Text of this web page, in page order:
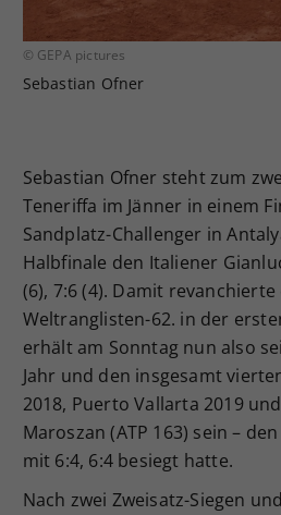
© GEPA pictures
Sebastian Ofner
Sebastian Ofner steht zum
Teneriffa im Jänner in einem
Sandplatz-Challenger in
Halbfinale den Italiener
(6), 7:6 (4). Damit
Weltranglisten-62. in der
erhält am Sonntag nun also
Jahr und den insgesamt
2018, Puerto Vallarta 2019
Maroszan (ATP 163) sein –
mit 6:4, 6:4 besiegt hatte.
Nach zwei Zweisatz-Siegen